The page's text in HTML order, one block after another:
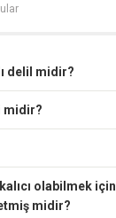
delil midir?
midir?
olabilmek için
midir?